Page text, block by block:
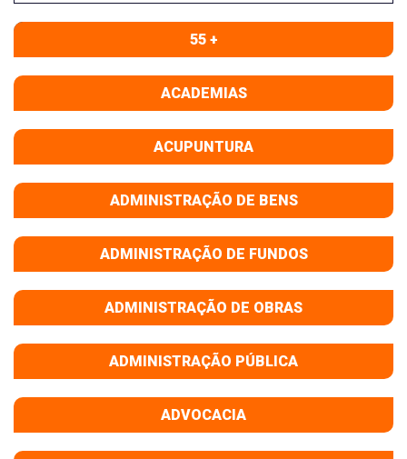
55 +
ACADEMIAS
ACUPUNTURA
ADMINISTRAÇÃO DE BENS
ADMINISTRAÇÃO DE FUNDOS
ADMINISTRAÇÃO DE OBRAS
ADMINISTRAÇÃO PÚBLICA
ADVOCACIA